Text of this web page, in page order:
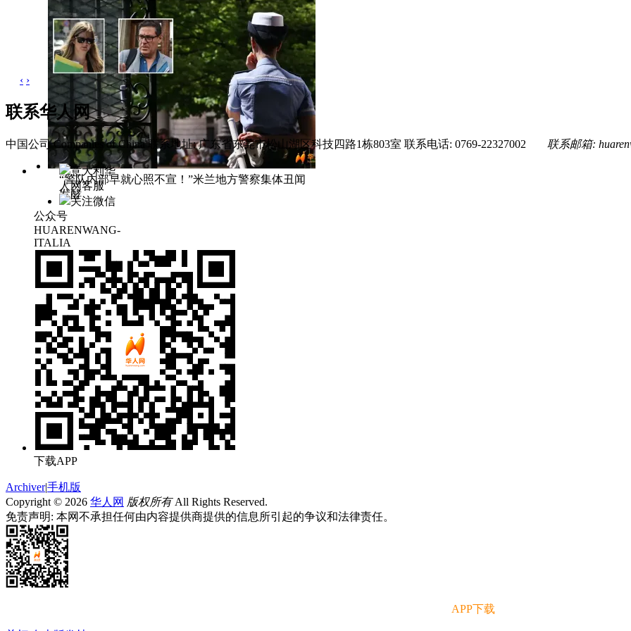
“警队内部早就心照不宣！”米兰地方警察集体丑闻
发酵
‹ ›
联系华人网
中国公司 Companies of China 联系地址: 广东省东莞市松山湖区科技四路1栋803室 联系电话: 0769-22327002 联系邮箱:
意大利华
人网客服
关注微信
公众号
HUARENWANG-
ITALIA
下载APP
Archiver|手机版
Copyright © 2026 华人网 版权所有All Rights Reserved.
免责声明: 本网不承担任何由内容提供商提供的信息所引起的争议和法律责任。
APP下载